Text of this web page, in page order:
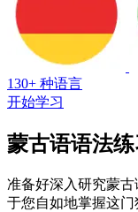
130+ 种语言
开始学习
蒙古语语法练
准备好深入研究蒙
于您自如地掌握这